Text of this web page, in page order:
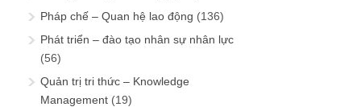
Pháp chế – Quan hệ lao động (136)
Phát triển – đào tạo nhân sự nhân lực
(56)
Quản trị tri thức – Knowledge
Management (19)